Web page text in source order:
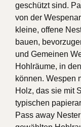
geschützt sind.
von der
kleine, offene
bauen,
und Gemeinen
Hohlräume, in
können. Wespen
Holz, das sie mit
typischen
Pass away